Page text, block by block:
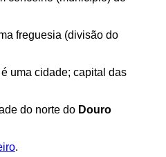
freguesia (divisão do
é uma cidade; capital das
do norte do Douro
.